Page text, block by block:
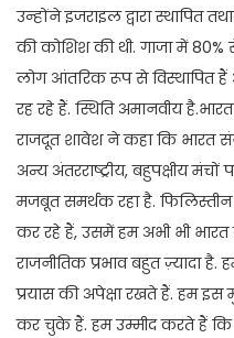
उन्होंने इजराइल द्वारा स्थापित
की कोशिश की थी. गाजा में
लोग आंतरिक रूप से विस्थापित
रह रहे हैं. स्थिति अमानवीय
राजदूत शावेश ने कहा कि भारत
अन्य अंतरराष्ट्रीय, बहुपक्षीय
मजबूत समर्थक रहा है.
कर रहे हैं, उसमें हम अभी भी
राजनीतिक प्रभाव बहुत ज़्यादा
प्रयास की अपेक्षा रखते हैं. हम इस
कर चुके हैं. हम उम्मीद करते हैं कि